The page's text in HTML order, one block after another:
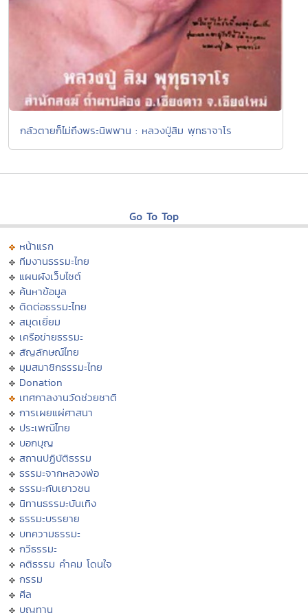
กลัวตายก็ไม่ถึงพระนิพพาน : หลวงปู่สิม พุทธาจาโร
Go To Top
หน้าแรก
ทีมงานธรรมะไทย
แผนผังเว็บไซต์
ค้นหาข้อมูล
ติดต่อธรรมะไทย
สมุดเยี่ยม
เครือข่ายธรรมะ
สัญลักษณ์ไทย
มุมสมาชิกธรรมะไทย
Donation
เทศกาลงานวัดช่วยชาติ
การเผยแผ่ศาสนา
ประเพณีไทย
บอกบุญ
สถานปฏิบัติธรรม
ธรรมะจากหลวงพ่อ
ธรรมะกับเยาวชน
นิทานธรรมะบันเทิง
ธรรมะบรรยาย
บทความธรรมะ
กวีธรรมะ
คติธรรม คำคม โดนใจ
กรรม
ศีล
บุญทาน